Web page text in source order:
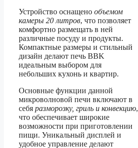
Устройство оснащено объемом
камеры 20 литров, что позволяет
комфортно размещать в ней
различные посуду и продукты.
Компактные размеры и стильный
дизайн делают печь BBK
идеальным выбором для
небольших кухонь и квартир.
Основные функции данной
микроволновой печи включают в
себя разморозку, гриль и конвекцию,
что обеспечивает широкие
возможности при приготовлении
пищи. Уникальный дисплей и
удобное управление делают